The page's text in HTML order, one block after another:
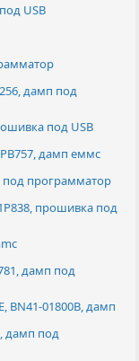
USB
дамп под
под USB
дамп еммс
под программатор
прошивка под
дамп под
BN41-01800B, дамп
дамп под